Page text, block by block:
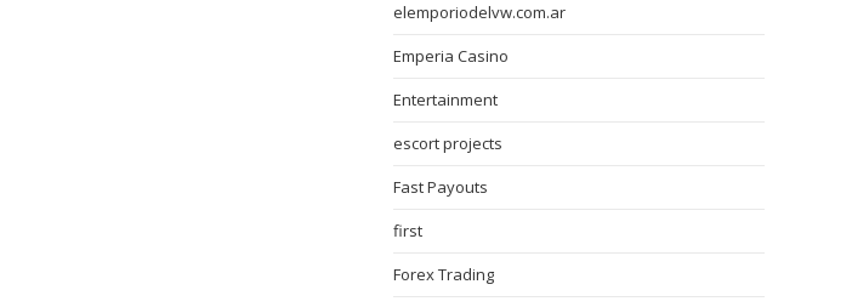
elemporiodelvw.com.ar
Emperia Casino
Entertainment
escort projects
Fast Payouts
first
Forex Trading